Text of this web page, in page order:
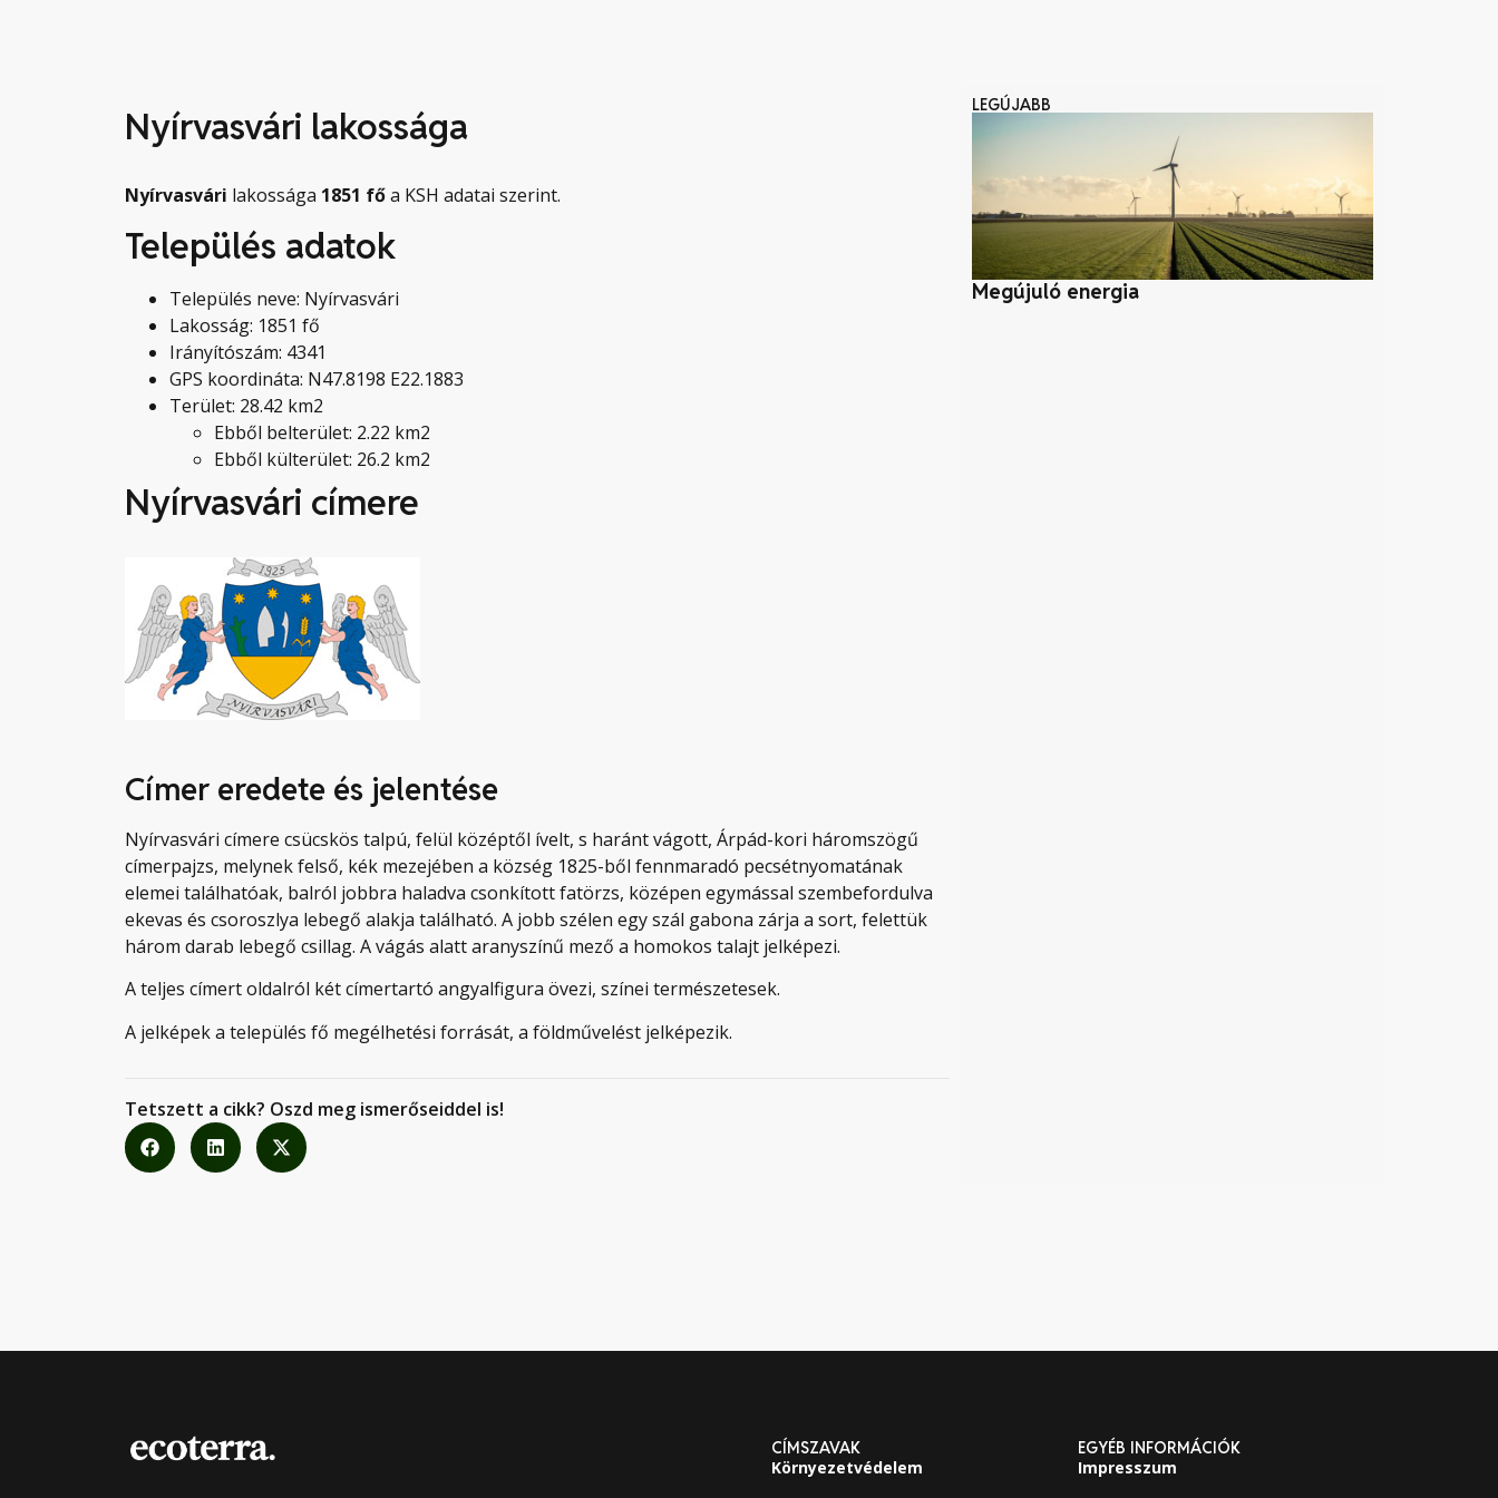
Nyírvasvári lakossága
Nyírvasvári lakossága 1851 főa KSH adatai szerint.
Település adatok
Település neve: Nyírvasvári
Lakosság: 1851 fő
Irányítószám: 4341
GPS koordináta: N47.8198 E22.1883
Terület: 28.42 km2
Ebből belterület: 2.22 km2
Ebből külterület: 26.2 km2
Nyírvasvári címere
Címer eredete és jelentése
Nyírvasvári címere csücskös talpú, felül középtől ívelt, s haránt vágott, Árpád-kori háromszögű
címerpajzs, melynek felső, kék mezejében a község 1825-ből fennmaradó pecsétnyomatának
elemei találhatóak, balról jobbra haladva csonkított fatörzs, középen egymással szembefordulva
ekevas és csoroszlya lebegő alakja található. A jobb szélen egy szál gabona zárja a sort, felettük
három darab lebegő csillag. A vágás alatt aranyszínű mező a homokos talajt jelképezi.
A teljes címert oldalról két címertartó angyalfigura övezi, színei természetesek.
A jelképek a település fő megélhetési forrását, a földművelést jelképezik.
Tetszett a cikk? Oszd meg ismerőseiddel is!
LEGÚJABB
Megújuló energia
CÍMSZAVAK
Környezetvédelem
EGYÉB INFORMÁCIÓK
Impresszum